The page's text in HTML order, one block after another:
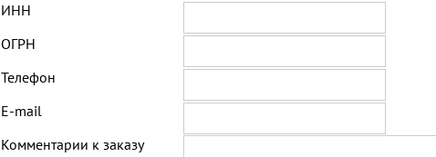
ИНН
ОГРН
Телефон
E-mail
Комментарии к заказу